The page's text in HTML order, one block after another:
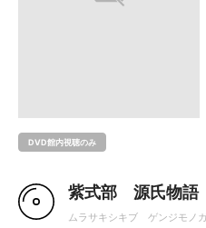
DVD館内視聴のみ
紫式部 源氏物語
ムラサキシキブ ゲンジモノ